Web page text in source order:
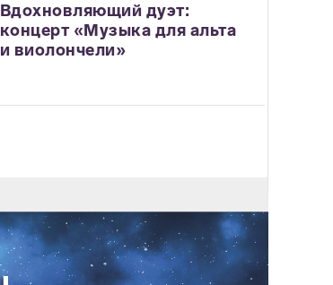
Вдохновляющий дуэт:
концерт «Музыка для альта
и виолончели»